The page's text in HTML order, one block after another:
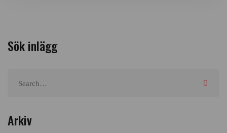
Sök inlägg
Arkiv